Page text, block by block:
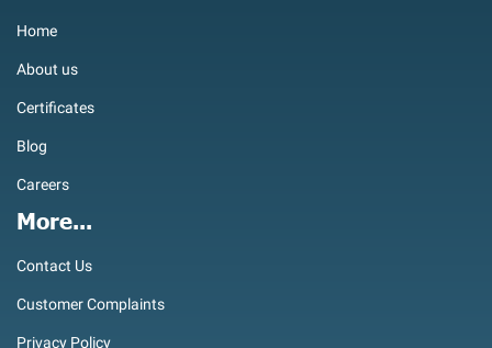
Home
About us
Certificates
Blog
Careers
More...
Contact Us
Customer Complaints
Privacy Policy